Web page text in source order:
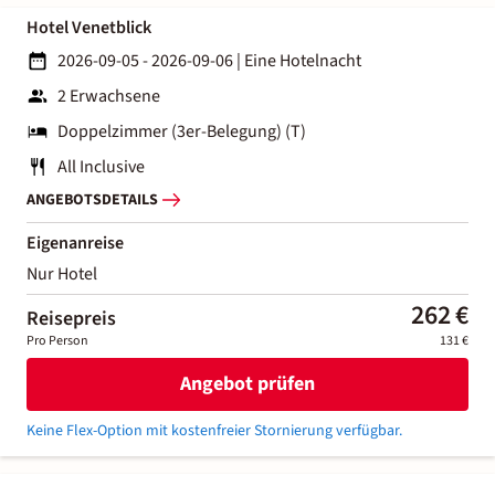
Hotel Venetblick
2026-09-05 - 2026-09-06| Eine Hotelnacht
2 Erwachsene
Doppelzimmer (3er-Belegung) (T)
All Inclusive
ANGEBOTSDETAILS
Eigenanreise
Nur Hotel
Reisepreis 262 €
Pro Person 131 €
Angebot prüfen
Keine Flex-Option mit kostenfreier Stornierung verfügbar.